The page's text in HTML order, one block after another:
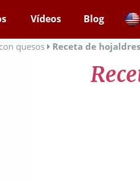
Vídeos Blog
quesos Receta de